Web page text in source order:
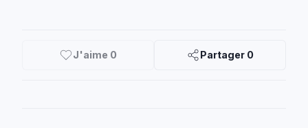
J'aime 0 Partager 0